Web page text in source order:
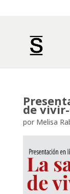
de
por Melisa